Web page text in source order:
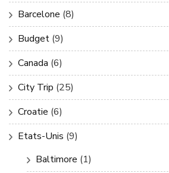
Barcelone (8)
Budget (9)
Canada (6)
City Trip (25)
Croatie (6)
Etats-Unis (9)
Baltimore (1)